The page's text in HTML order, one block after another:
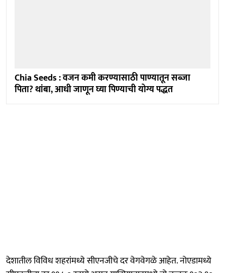
Chia Seeds : वजन कमी करण्यासाठी पाण्यातून सब्जा
पिता? थांबा, आधी जाणून घ्या पिण्याची योग्य पद्धत
देशातील विविध शहरांमध्ये सीएनजीचे दर वेगवेगळे आहेत. नोएडामध्ये